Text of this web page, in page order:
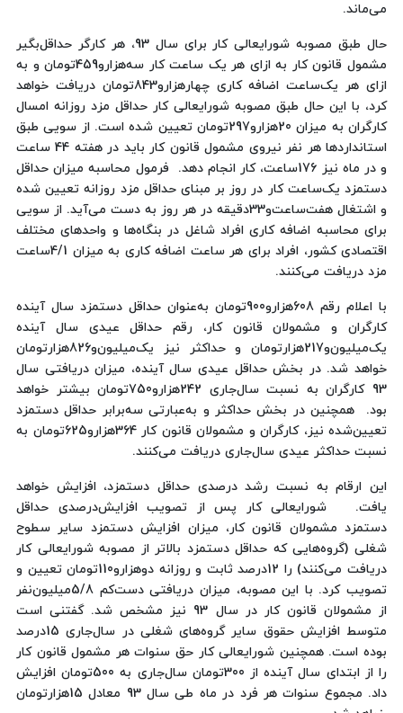
می‌ماند.
حال طبق مصوبه شورایعالی کار برای سال 93، هر کارگر حداقل‌بگیر
مشمول قانون کار به ازای هر یک ساعت کار سه‌هزارو459تومان و به
ازای هر یک‌ساعت اضافه کاری چهار‌هزارو843تومان دریافت خواهد
کرد، با این حال طبق مصوبه شورایعالی کار حداقل مزد روزانه امسال
کارگران به میزان 20‌هزارو297تومان تعیین شده است. از سویی طبق
استانداردها هر نفر نیروی مشمول قانون کار باید در هفته 44 ساعت
و در ماه نیز 176ساعت، کار انجام دهد. فرمول محاسبه میزان حداقل
دستمزد یک‌ساعت کار در روز بر مبنای حداقل مزد روزانه تعیین شده
و اشتغال هفت‌ساعت‌و33دقیقه در هر روز به دست می‌آید. از سویی
برای محاسبه اضافه کاری افراد شاغل در بنگاه‌ها و واحدهای مختلف
اقتصادی کشور، افراد برای هر ساعت اضافه کاری به میزان 4/1ساعت
مزد دریافت می‌کنند.
با اعلام رقم 608‌هزارو900تومان به‌عنوان حداقل دستمزد سال آینده
کارگران و مشمولان قانون کار، رقم حداقل عیدی سال آینده
یک‌میلیون‌و217‌هزارتومان و حداکثر نیز یک‌میلیون‌و826‌هزارتومان
خواهد شد. در بخش حداقل عیدی سال آینده، میزان دریافتی سال
93 کارگران به نسبت سال‌جاری 242‌هزارو750تومان بیشتر خواهد
بود. همچنین در بخش حداکثر و به‌عبارتی سه‌برابر حداقل دستمزد
تعیین‌شده نیز، کارگران و مشمولان قانون کار 364‌هزارو625تومان به
نسبت حداکثر عیدی سال‌جاری دریافت می‌کنند.
این ارقام به نسبت رشد درصدی حداقل دستمزد، افزایش خواهد
یافت. شورایعالی کار پس از تصویب افزایش‌درصدی حداقل
دستمزد مشمولان قانون کار، میزان افزایش دستمزد سایر سطوح
شغلی (گروه‌هایی که حداقل دستمزد بالاتر از مصوبه شورایعالی کار
دریافت می‌کنند) را 12‌درصد ثابت و روزانه دوهزارو110تومان تعیین و
تصویب کرد. با این مصوبه، میزان دریافتی دست‌کم 5/8میلیون‌نفر
از مشمولان قانون کار در سال 93 نیز مشخص شد. گفتنی است
متوسط افزایش حقوق سایر گروه‌های شغلی در سال‌جاری 15‌درصد
بوده است. همچنین شورایعالی کار حق سنوات هر مشمول قانون کار
را از ابتدای سال آینده از 300تومان سال‌جاری به 500تومان افزایش
داد. مجموع سنوات هر فرد در ماه طی سال 93 معادل 15‌هزارتومان